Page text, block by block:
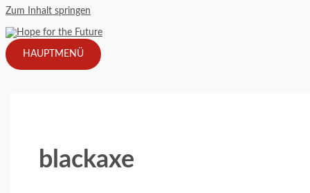
Zum Inhalt springen
HAUPTMENÜ
blackaxe